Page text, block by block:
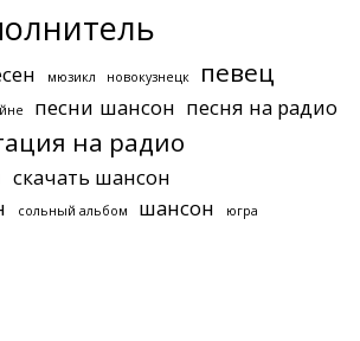
мюзикл новокузнецк певец
песни шансон песня на радио
на радио
скачать шансон
сольный альбом шансон югра